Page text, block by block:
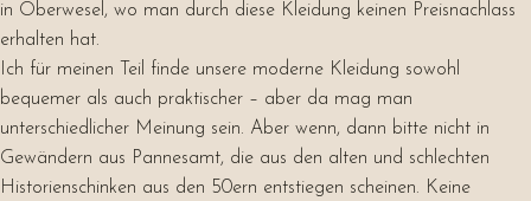
in Oberwesel, wo man durch diese Kleidung keinen Preisnachlass
erhalten hat.
Ich für meinen Teil finde unsere moderne Kleidung sowohl
bequemer als auch praktischer – aber da mag man
unterschiedlicher Meinung sein. Aber wenn, dann bitte nicht in
Gewändern aus Pannesamt, die aus den alten und schlechten
Historienschinken aus den 50ern entstiegen scheinen. Keine